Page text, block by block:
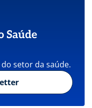
Saúde
setor da saúde.